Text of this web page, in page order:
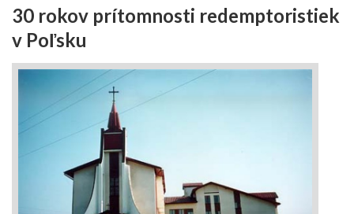
30 rokov prítomnosti redemptoristiek
v Poľsku